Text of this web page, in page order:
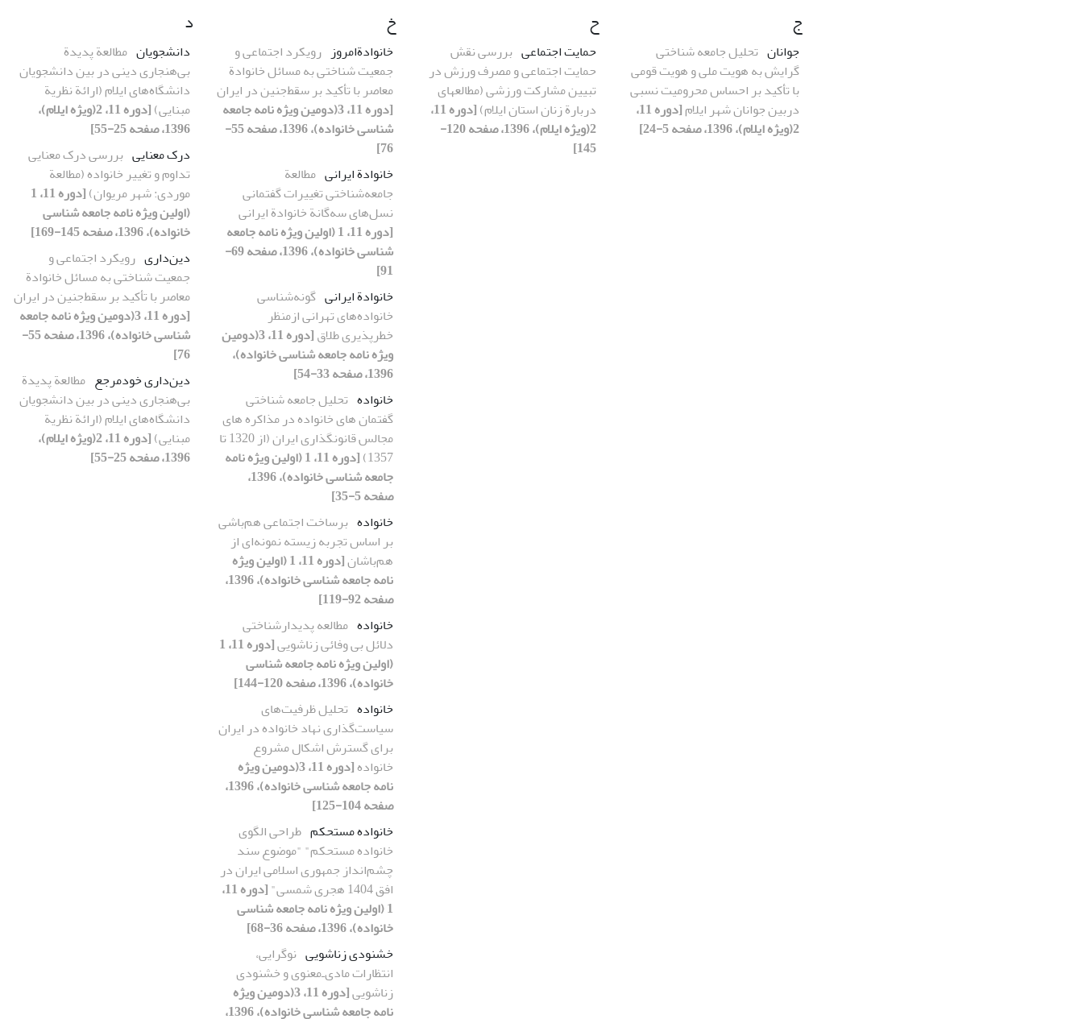
ج
جوانان تحلیل جامعه شناختی
گرایش به هویت ملی و هویت قومی
با تأکید بر احساس محرومیت نسبی
دربین جوانان شهر ایلام
[دوره 11،
2(ویژه ایلام)، 1396، صفحه 5-24]
ح
حمایت اجتماعی بررسی نقش
حمایت اجتماعی و مصرف ورزش در
تبیین مشارکت ورزشی (مطالعهای
دربارة زنان استان ایلام)
[دوره 11،
2(ویژه ایلام)، 1396، صفحه 120-
145]
خ
خانوادةامروز رویکرد اجتماعی و
جمعیت شناختی به مسائل خانوادة
معاصر با تأکید بر سقط‌جنین در ایران
[دوره 11، 3(دومین ویژه نامه جامعه
شناسی خانواده)، 1396، صفحه 55-
76]
خانوادة ایرانی مطالعة
جامعه‌شناختی تغییرات گفتمانی
نسل‌های سه‌گانة خانوادة ایرانی
[دوره 11، 1 (اولین ویژه نامه جامعه
شناسی خانواده)، 1396، صفحه 69-
91]
خانوادة ایرانی گونه‌شناسی
خانواده‌های تهرانی ازمنظر
خطرپذیری طلاق
[دوره 11، 3(دومین
ویژه نامه جامعه شناسی خانواده)،
1396، صفحه 33-54]
خانواده تحلیل جامعه شناختی
گفتمان های خانواده در مذاکره های
مجالس قانونگذاری ایران (از 1320 تا
1357)
[دوره 11، 1 (اولین ویژه نامه
جامعه شناسی خانواده)، 1396،
صفحه 5-35]
خانواده برساخت اجتماعی هم‌باشی
بر اساس تجربه زیسته نمونه‌ای از
هم‌باشان
[دوره 11، 1 (اولین ویژه
نامه جامعه شناسی خانواده)، 1396،
صفحه 92-119]
خانواده مطالعه پدیدارشناختی
دلائل بی وفائی زناشویی
[دوره 11، 1
(اولین ویژه نامه جامعه شناسی
خانواده)، 1396، صفحه 120-144]
خانواده تحلیل ظرفیت‌های
سیاست‌گذاری نهاد خانواده در ایران
برای گسترش اشکال مشروع
خانواده
[دوره 11، 3(دومین ویژه
نامه جامعه شناسی خانواده)، 1396،
صفحه 104-125]
خانواده مستحکم طراحی الگوی
خانواده مستحکم" "موضوع سند
چشم‌انداز جمهوری اسلامی ایران در
افق 1404 هجری شمسی"
[دوره 11،
1 (اولین ویژه نامه جامعه شناسی
خانواده)، 1396، صفحه 36-68]
خشنودی زناشویی نوگرایی،
انتظارات مادی‌ـ‌معنوی و خشنودی
زناشویی
[دوره 11، 3(دومین ویژه
نامه جامعه شناسی خانواده)، 1396،
د
دانشجویان مطالعة پدیدة
بی‌هنجاری دینی در بین دانشجویان
دانشگاه‌های ایلام (ارائة نظریة
مبنایی)
[دوره 11، 2(ویژه ایلام)،
1396، صفحه 25-55]
درک معنایی بررسی درک معنایی
تداوم و تغییر خانواده (مطالعة
موردی: شهر مریوان)
[دوره 11، 1
(اولین ویژه نامه جامعه شناسی
خانواده)، 1396، صفحه 145-169]
دین‌داری رویکرد اجتماعی و
جمعیت شناختی به مسائل خانوادة
معاصر با تأکید بر سقط‌جنین در ایران
[دوره 11، 3(دومین ویژه نامه جامعه
شناسی خانواده)، 1396، صفحه 55-
76]
دین‌داری خودمرجع مطالعة پدیدة
بی‌هنجاری دینی در بین دانشجویان
دانشگاه‌های ایلام (ارائة نظریة
مبنایی)
[دوره 11، 2(ویژه ایلام)،
1396، صفحه 25-55]